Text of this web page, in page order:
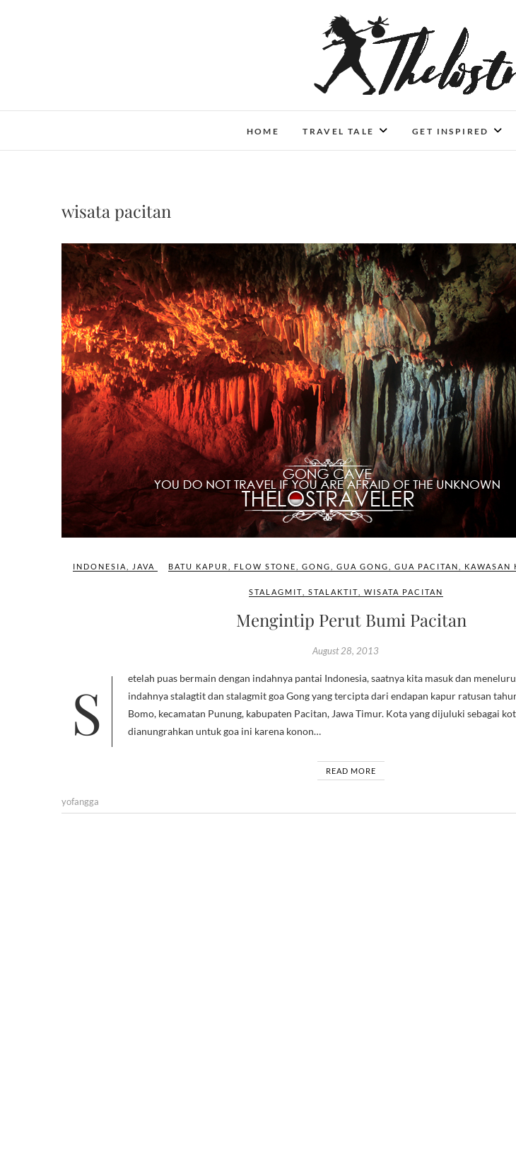
An
HOME TRAVEL TALE GET INSPIRED
wisata pacitan
INDONESIA JAVA BATU KAPUR FLOW STONE GONG GUA GONG GUA PACITAN KAWASAN
STALAGMIT STALAKTIT WISATA PACITAN
Mengintip Perut Bumi Pacitan
August 28, 2013
Setelah puas bermain dengan indahnya pantai Indonesia, saatnya kita masuk dan menelurusi perut bumi. Menikmati
indahnya stalagtit dan stalagmit goa Gong yang tercipta dari endapan kapur ratusan
Bomo, kecamatan Punung, kabupaten Pacitan, Jawa Timur. Kota yang dijuluki sebagai
dianungrahkan untuk goa ini karena konon…
READ MORE
yofangga